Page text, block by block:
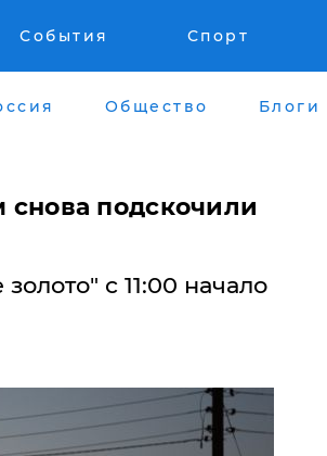
События Спорт
Общество Блоги
снова подскочили
с 11:00 начало